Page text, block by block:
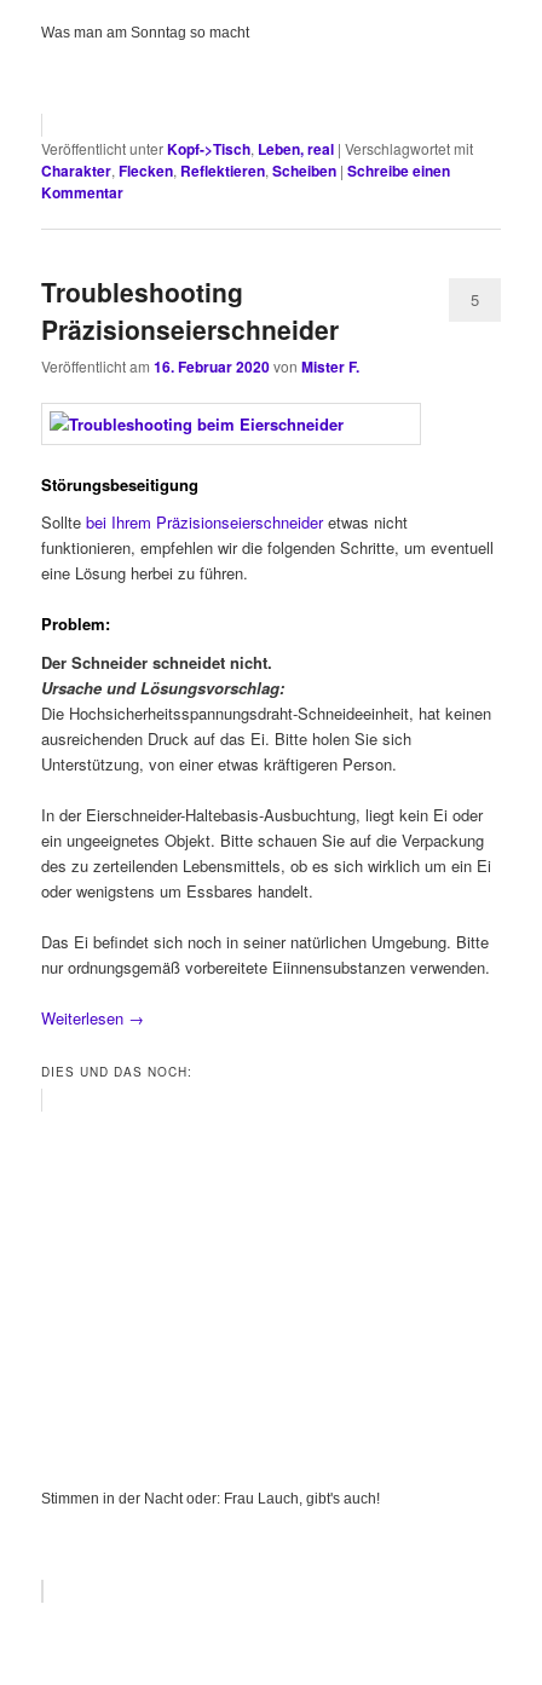
Was man am Sonntag so macht
Veröffentlicht unterKopf->Tisch, Leben, real |Verschlagwortet mit
Charakter,Flecken, Reflektieren,Scheiben |Schreibe einen
Kommentar
Troubleshooting
Präzisionseierschneider
Veröffentlicht am16. Februar 2020vonMister F.
5
Störungsbeseitigung
Sollte bei Ihrem Präzisionseierschneideretwas nicht
funktionieren, empfehlen wir die folgenden Schritte, um eventuell
eine Lösung herbei zu führen.
Problem:
Der Schneider schneidet nicht.
Ursache und Lösungsvorschlag:
Die Hochsicherheitsspannungsdraht-Schneideeinheit, hat keinen
ausreichenden Druck auf das Ei. Bitte holen Sie sich
Unterstützung, von einer etwas kräftigeren Person.
In der Eierschneider-Haltebasis-Ausbuchtung, liegt kein Ei oder
ein ungeeignetes Objekt. Bitte schauen Sie auf die Verpackung
des zu zerteilenden Lebensmittels, ob es sich wirklich um ein Ei
oder wenigstens um Essbares handelt.
Das Ei befindet sich noch in seiner natürlichen Umgebung. Bitte
nur ordnungsgemäß vorbereitete Eiinnensubstanzen verwenden.
Weiterlesen →
DIES UND DAS NOCH:
Stimmen in der Nacht oder: Frau Lauch, gibt's auch!